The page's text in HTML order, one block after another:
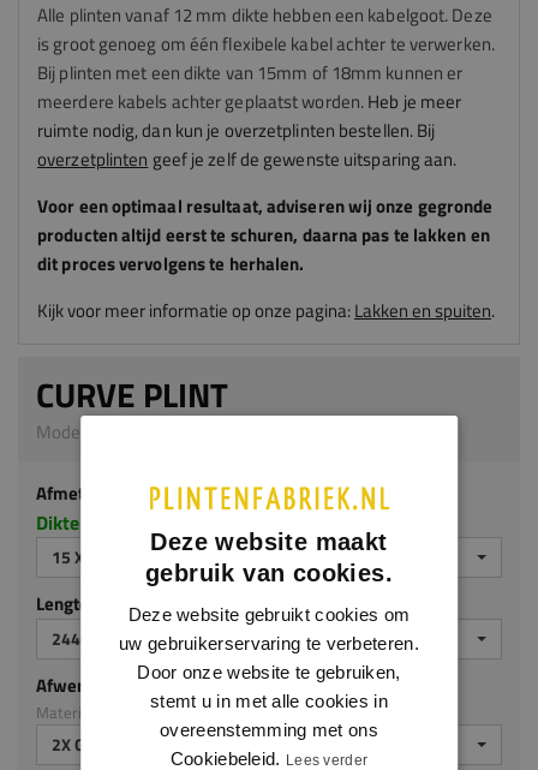
Alle plinten vanaf 12 mm dikte hebben een kabelgoot. Deze
is groot genoeg om één flexibele kabel achter te verwerken.
Bij plinten met een dikte van 15mm of 18mm kunnen er
meerdere kabels achter geplaatst worden.Heb je meer
ruimte nodig, dan kun je overzetplinten bestellen. Bij
overzetplinten geef je zelf de gewenste uitsparing aan.
Voor een optimaal resultaat, adviserenwijonze gegronde
producten altijd eerst te schuren, daarna pas te lakken en
dit proces vervolgens te herhalen.
Kijk voor meer informatie op onze pagina:Lakken en spuiten.
CURVE PLINT
Model 0119 | 15 x 140 mm | MDF v313
Afmeting
Dikte x hoogte in millimeters
15 X 140 MM
Lengte (mm)
2440 MM
Afwerking
Materiaal: MDF v313
2X GEGROND
Deze website maakt
gebruik van cookies.
Deze website gebruikt cookies om
uw gebruikerservaring te verbeteren.
Door onze website te gebruiken,
stemt u in met alle cookies in
overeenstemming met ons
Cookiebeleid. Lees verder